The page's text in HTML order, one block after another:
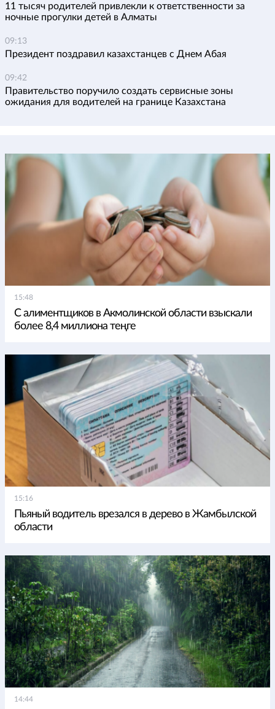
11 тысяч родителей привлекли к ответственности за
ночные прогулки детей в Алматы
09:13
Президент поздравил казахстанцев с Днем Абая
09:42
Правительство поручило создать сервисные зоны
ожидания для водителей на границе Казахстана
15:48
С алиментщиков в Акмолинской области взыскали
более 8,4 миллиона теңге
15:16
Пьяный водитель врезался в дерево в Жамбылской
области
14:44